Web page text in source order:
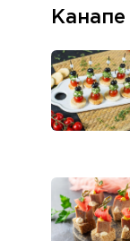
Канапе